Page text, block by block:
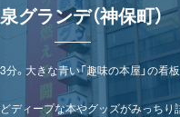
グランデ（神保町）
。大きな青い「趣味の本屋」の看
どディープな本やグッズがみっちり